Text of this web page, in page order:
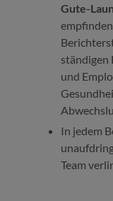
Gute-
ständigen
und
In jedem
Team